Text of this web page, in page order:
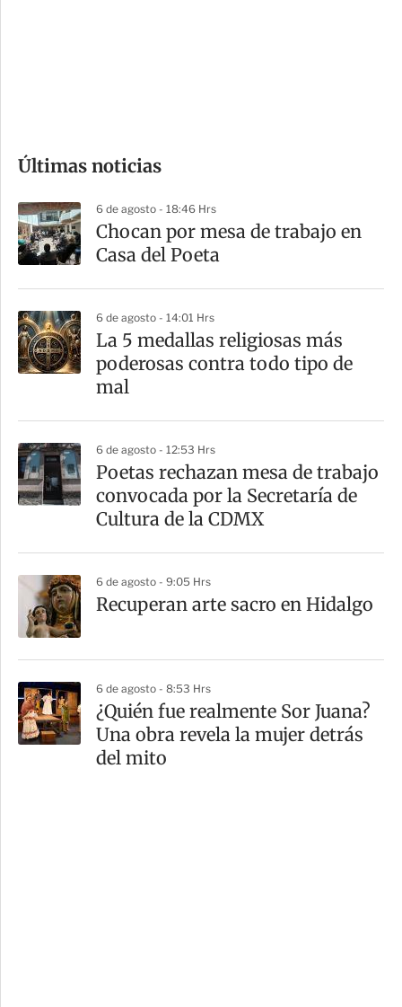
m
a
r
t
r
Últimas noticias
6 de agosto - 18:46 Hrs
Chocan por mesa de trabajo en
Casa del Poeta
6 de agosto - 14:01 Hrs
La 5 medallas religiosas más
poderosas contra todo tipo de
mal
6 de agosto - 12:53 Hrs
Poetas rechazan mesa de trabajo
convocada por la Secretaría de
Cultura de la CDMX
6 de agosto - 9:05 Hrs
Recuperan arte sacro en Hidalgo
6 de agosto - 8:53 Hrs
¿Quién fue realmente Sor Juana?
Una obra revela la mujer detrás
del mito